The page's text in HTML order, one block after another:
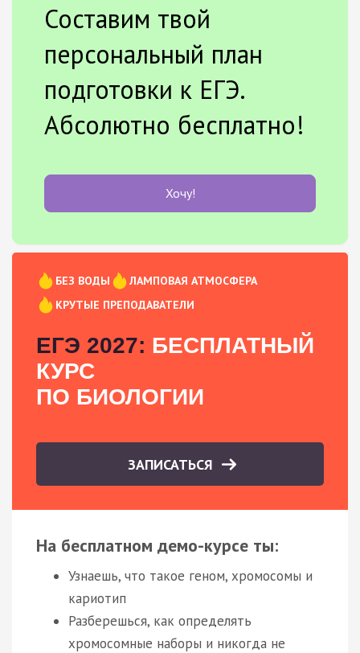
Составим твой
персональный план
подготовки к ЕГЭ.
Абсолютно бесплатно!
Хочу!
БЕЗ ВОДЫ
ЛАМПОВАЯ АТМОСФЕРА
КРУТЫЕ ПРЕПОДАВАТЕЛИ
ЕГЭ 2027: БЕСПЛАТНЫЙ
КУРС
ПО БИОЛОГИИ
ЗАПИСАТЬСЯ
На бесплатном демо-курсе ты:
Узнаешь, что такое геном, хромосомы и
кариотип
Разберешься, как определять
хромосомные наборы и никогда не